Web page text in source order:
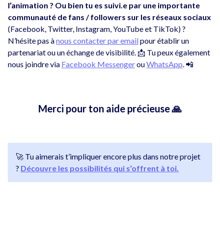
l’animation ? Ou bien tu es suivi.e par une importante
communauté de fans / followers sur les réseaux sociaux
(Facebook, Twitter, Instagram, YouTube et TikTok) ?
N’hésite pas ànous contacter par email pour établir un
partenariat ou un échange de visibilité. 📩 Tu peux également
nous joindre via Facebook MessengerouWhatsApp. 📲
Merci pour ton aide précieuse 🙏
🚀 Tu aimerais t’impliquer encore plus dans notre projet
? Découvre les possibilités qui s’offrent à toi.